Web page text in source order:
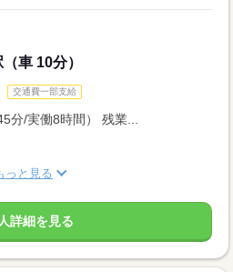
車 10分）
交通費一部支給
分/実働8時間） 残業...
っと見る
詳細を見る